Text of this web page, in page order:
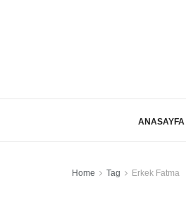
ANASAYFA
Home Tag Erkek Fatma